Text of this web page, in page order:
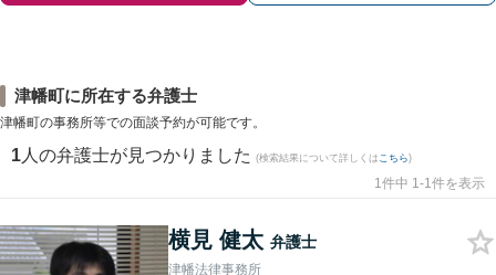
津幡町に所在する弁護士
津幡町の事務所等での面談予約が可能です。
1 人の弁護士が見つかりました (検索結果について詳しくは こちら)
1件中 1-1件を表示
横見 健太 弁護士
津幡法律事務所